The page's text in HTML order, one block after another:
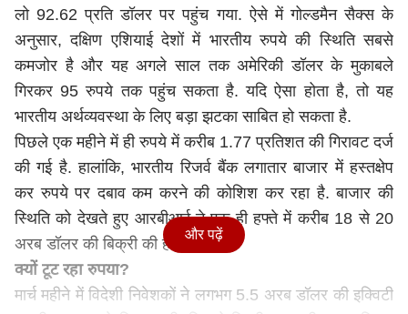
लो 92.62 प्रति डॉलर पर पहुंच गया. ऐसे में गोल्डमैन सैक्स के
अनुसार, दक्षिण एशियाई देशों में भारतीय रुपये की स्थिति सबसे
कमजोर है और यह अगले साल तक अमेरिकी डॉलर के मुकाबले
गिरकर 95 रुपये तक पहुंच सकता है. यदि ऐसा होता है, तो यह
भारतीय अर्थव्यवस्था के लिए बड़ा झटका साबित हो सकता है.
पिछले एक महीने में ही रुपये में करीब 1.77 प्रतिशत की गिरावट दर्ज
की गई है. हालांकि, भारतीय रिजर्व बैंक लगातार बाजार में हस्तक्षेप
कर रुपये पर दबाव कम करने की कोशिश कर रहा है. बाजार की
स्थिति को देखते हुए आरबीआई ने एक ही हफ्ते में करीब 18 से 20
अरब डॉलर की बिक्री की है.
क्यों टूट रहा रुपया?
मार्च महीने में विदेशी निवेशकों ने लगभग 5.5 अरब डॉलर की इक्विटी
और पढ़ें